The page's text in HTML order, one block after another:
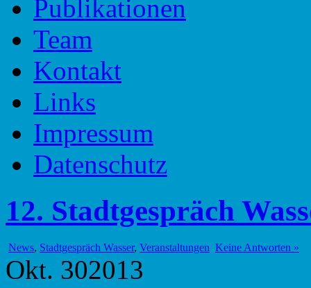
Publikationen
Team
Kontakt
Links
Impressum
Datenschutz
12. Stadtgespräch
News, Stadtgespräch Wasser, Veranstaltungen Keine Antworten »
Okt. 302013